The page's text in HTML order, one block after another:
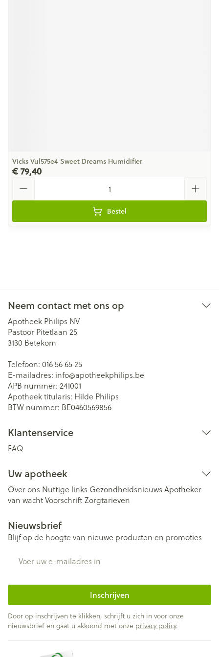
Vicks Vul575e4 Sweet Dreams Humidifier
€ 79,40
Bestel
Neem contact met ons op
Apotheek Philips NV
Pastoor Pitetlaan 25
3130 Betekom
Telefoon: 016 56 65 25
E-mailadres: info@apotheekphilips.be
APB nummer: 241001
Apotheek titularis: Hilde Philips
BTW nummer: BE0460569856
Klantenservice
FAQ
Uw apotheek
Over ons Nuttige links Gezondheidsnieuws Apotheker
van wachtVoorschriftZorgtarieven
Nieuwsbrief
Blijf op de hoogte van nieuwe producten en promoties
Inschrijven
Door op inschrijven te klikken, schrijft u zich in voor onze
nieuwsbrief en gaat u akkoord met onze privacy policy.